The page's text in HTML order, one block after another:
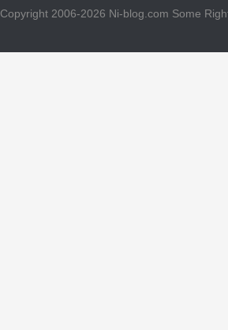
Copyright 2006-2026 Ni-blog.com Some